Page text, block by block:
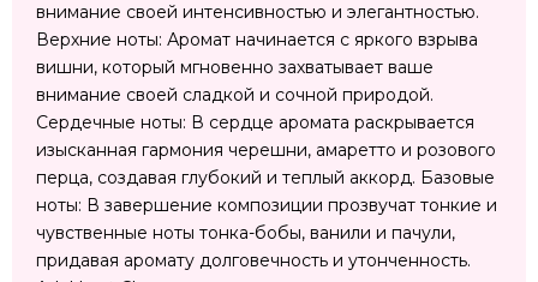
внимание своей интенсивностью и элегантностью.
Верхние ноты: Аромат начинается с яркого взрыва
вишни, который мгновенно захватывает ваше
внимание своей сладкой и сочной природой.
Сердечные ноты: В сердце аромата раскрывается
изысканная гармония черешни, амаретто и розового
перца, создавая глубокий и теплый аккорд. Базовые
ноты: В завершение композиции прозвучат тонкие и
чувственные ноты тонка-бобы, ванили и пачули,
придавая аромату долговечность и утонченность.